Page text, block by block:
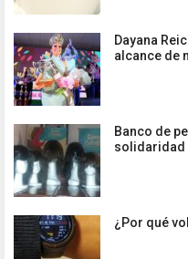
Dayana
alcance de
Banco de
solidaridad
¿Por qué